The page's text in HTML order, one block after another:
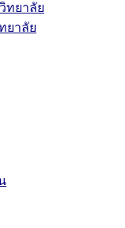
ทยาลัย
ยาลัย